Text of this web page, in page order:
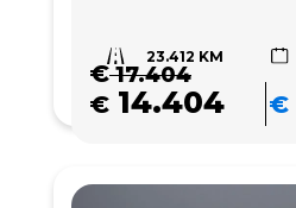
23.412 KM
€17.404
€ 14.404 €